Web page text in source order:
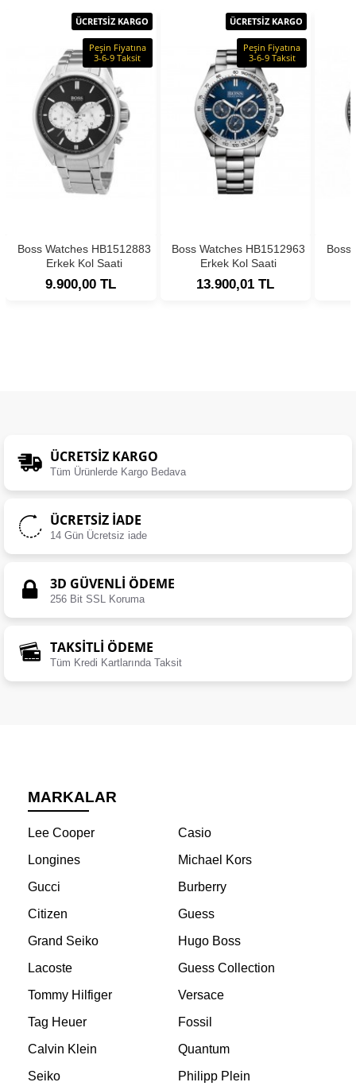
ÜCRETSİZ KARGO
Peşin Fiyatına
3-6-9 Taksit
Boss Watches HB1512883
Erkek Kol Saati
9.900,00 TL
ÜCRETSİZ KARGO
Peşin Fiyatına
3-6-9 Taksit
Boss Watches HB1512963
Erkek Kol Saati
13.900,01 TL
Boss
ÜCRETSIZ KARGO
Tüm Ürünlerde Kargo Bedava
ÜCRETSIZ İADE
14 Gün Ücretsiz iade
3D GÜVENLİ ÖDEME
256 Bit SSL Koruma
TAKSİTLİ ÖDEME
Tüm Kredi Kartlarında Taksit
MARKALAR
Lee Cooper
Casio
Longines
Michael Kors
Gucci
Burberry
Citizen
Guess
Grand Seiko
Hugo Boss
Lacoste
Guess Collection
Tommy Hilfiger
Versace
Tag Heuer
Fossil
Calvin Klein
Quantum
Seiko
Philipp Plein